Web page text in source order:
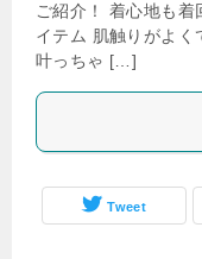
ご紹介！ 着心地も
イテム 肌触りがよく
叶っちゃ […]
Tweet